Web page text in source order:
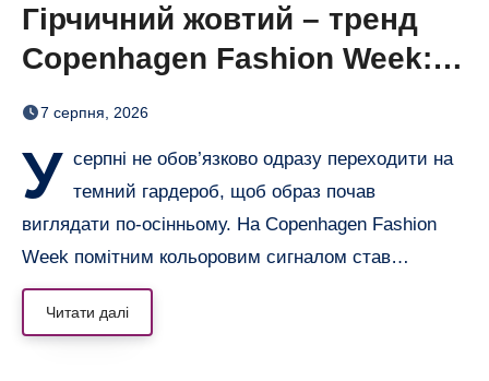
Гірчичний жовтий – тренд
Copenhagen Fashion Week: 6
образів, що переводять літо
7 серпня, 2026
У серпні не обов’язково одразу переходити на
темний гардероб, щоб образ почав
виглядати по-осінньому. На Copenhagen Fashion
Week помітним кольоровим сигналом став…
Читати далі